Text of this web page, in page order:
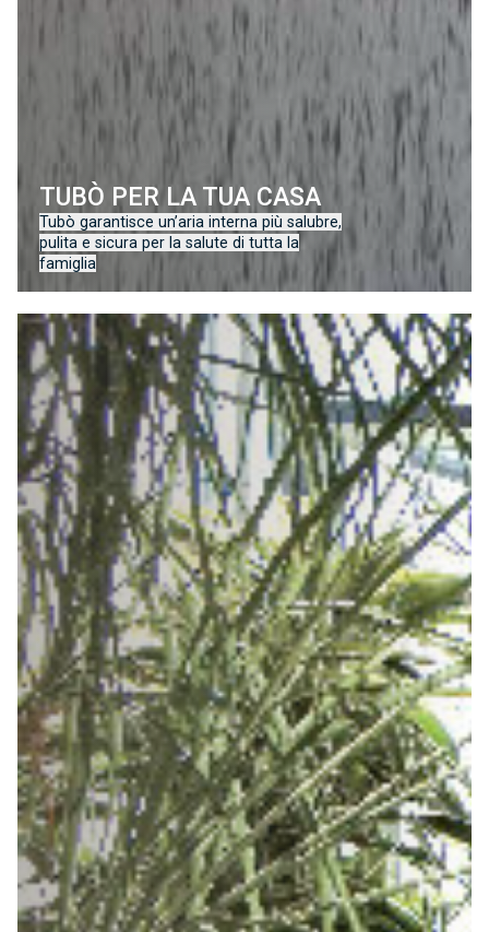
TUBÒ PER LA TUA CASA
Tubò garantisce un’aria interna più salubre,
pulita e sicura per la salute di tutta la
famiglia